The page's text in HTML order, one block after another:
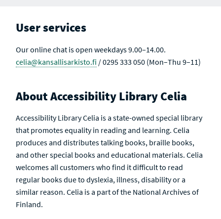
User services
Our online chat is open weekdays 9.00–14.00.
celia@kansallisarkisto.fi / 0295 333 050 (Mon–Thu 9–11)
About Accessibility Library Celia
Accessibility Library Celia is a state-owned special library
that promotes equality in reading and learning. Celia
produces and distributes talking books, braille books,
and other special books and educational materials. Celia
welcomes all customers who find it difficult to read
regular books due to dyslexia, illness, disability or a
similar reason. Celia is a part of the National Archives of
Finland.